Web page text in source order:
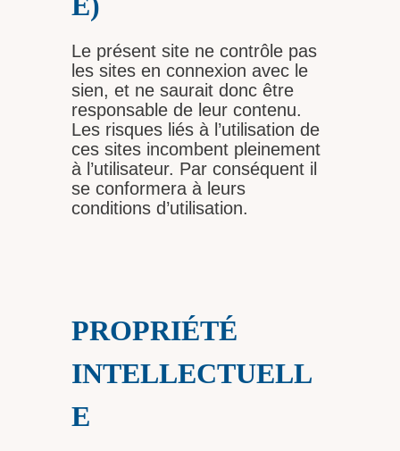
Le présent site ne contrôle pas
les sites en connexion avec le
sien, et ne saurait donc être
responsable de leur contenu.
Les risques liés à l’utilisation de
ces sites incombent pleinement
à l’utilisateur. Par conséquent il
se conformera à leurs
conditions d’utilisation.
PROPRIÉTÉ
INTELLECTUELL
E